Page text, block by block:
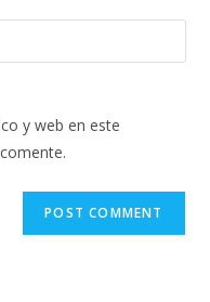
y web en este